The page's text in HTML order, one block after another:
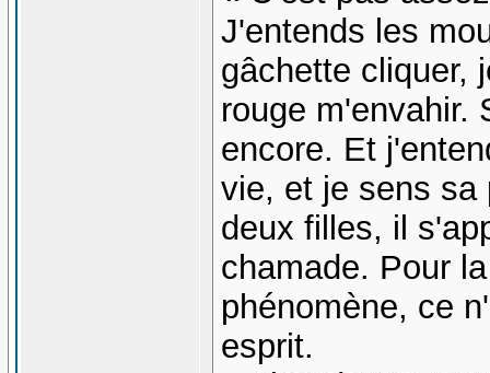
J'entends les
gâchette cliquer,
rouge m'envahir.
encore. Et
vie, et je sens sa
deux filles, il
chamade. Pour
phénomène, ce
esprit.